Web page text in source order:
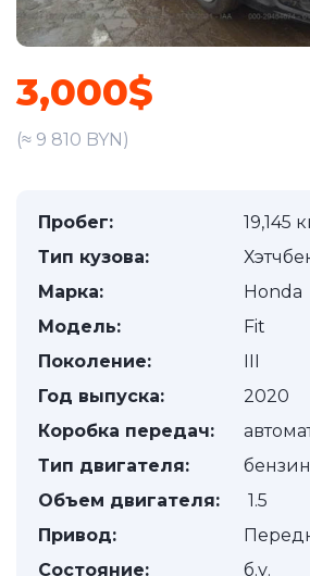
3,000$
(≈ 9 810 BYN)
Пробег:
19,145
Тип кузова:
Марка:
Honda
Модель:
Fit
Поколение:
III
Год выпуска:
2020
Коробка передач:
Тип двигателя:
бензин
Объем двигателя:
1.5
Привод:
Состояние:
б.у.